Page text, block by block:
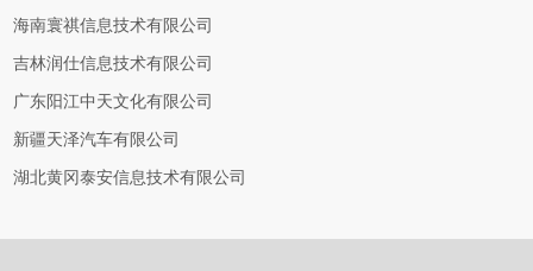
海南寰祺信息技术有限公司
吉林润仕信息技术有限公司
广东阳江中天文化有限公司
新疆天泽汽车有限公司
湖北黄冈泰安信息技术有限公司